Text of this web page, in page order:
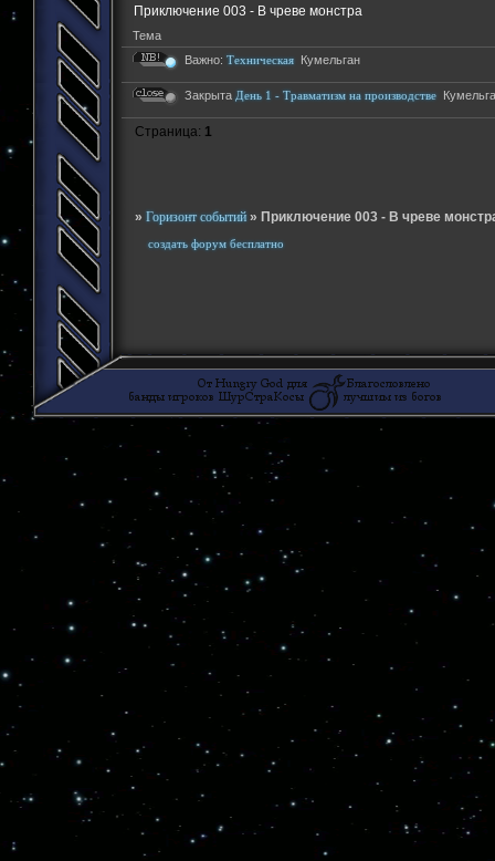
Приключение 003 - В чреве монстра
Тема
Важно: Техническая Кумельган
Закрыта День 1 - Травматизм на производстве
Страница: 1
»Горизонт событий »Приключение 003 - В чреве
создать форум бесплатно